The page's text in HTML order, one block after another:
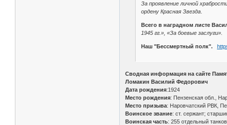
За проявление личной
ордену Красная Звезда.
Всего в наградном листе
1945 гг.», «За боевые заслуги».
Наш "Бессмертный полк".
Сводная информация на сайте
Ломакин Василий Федорович
Дата рождения:1924
Место рождения: Пензенская обл.,
Место призыва: Наровчатский РВК,
Воинское звание: ст. сержант;
Воинская часть: 255 отдельный